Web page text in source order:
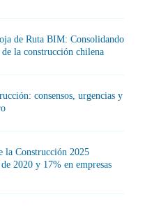
de Ruta BIM: Consolidando
la construcción chilena
consensos, urgencias y
la Construcción 2025
2020 y 17% en empresas